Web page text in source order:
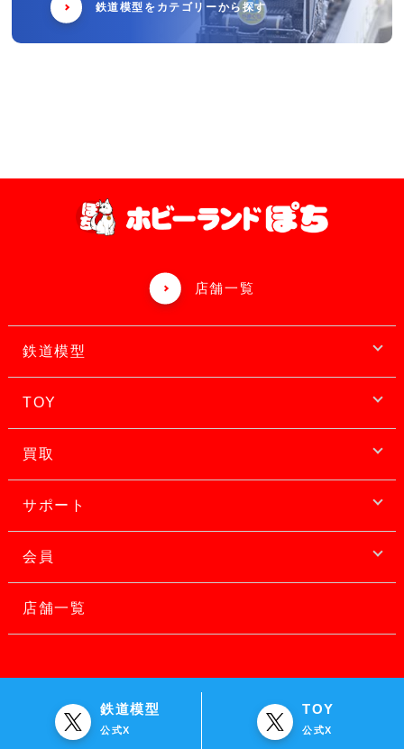
鉄道模型をカテゴリーから探す
店舗一覧
鉄道模型
TOY
買取
サポート
会員
店舗一覧
鉄道模型
公式X
TOY
公式X